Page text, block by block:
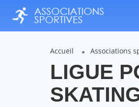
Accueil Associations
LIGUE